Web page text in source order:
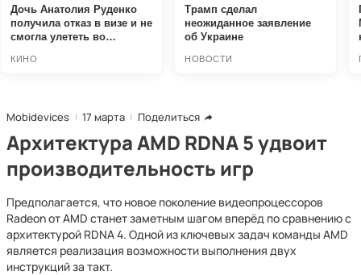
Mobidevices 17 марта Поделиться
Архитектура AMD RDNA 5 удвоит
производительность игр
Предполагается, что новое поколение видеопроцессоров
Radeon от AMD станет заметным шагом вперёд по сравнению с
архитектурой RDNA 4. Одной из ключевых задач команды AMD
является реализация возможности выполнения двух
инструкций за такт.